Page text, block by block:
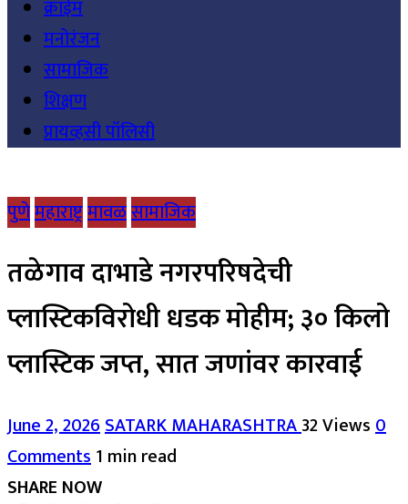
क्राईम
मनोरंजन
सामाजिक
शिक्षण
प्रायव्हसी पॉलिसी
पुणेमहाराष्ट्रमावळसामाजिक
तळेगाव दाभाडे नगरपरिषदेची
प्लास्टिकविरोधी धडक मोहीम; ३० किलो
प्लास्टिक जप्त, सात जणांवर कारवाई
June 2, 2026SATARK MAHARASHTRA32 Views0
Comments1 min read
SHARE NOW